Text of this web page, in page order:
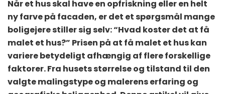
det
at
få
malet
et
hus
Når et hus skal have en opfriskning eller en helt
ny farve på facaden, er det et spørgsmål mange
boligejere stiller sig selv: “Hvad koster det at få
malet et hus?” Prisen på at få malet et hus kan
variere betydeligt afhængig af flere forskellige
faktorer. Fra husets størrelse og tilstand til den
valgte malingstype og malerens erfaring og